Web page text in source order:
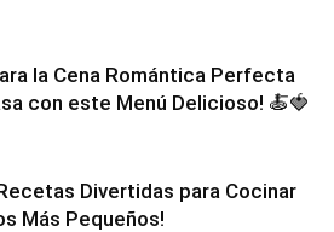
la Cena Romántica Perfecta
con este Menú Delicioso! 🍝🍓
Divertidas para Cocinar
Más Pequeños!